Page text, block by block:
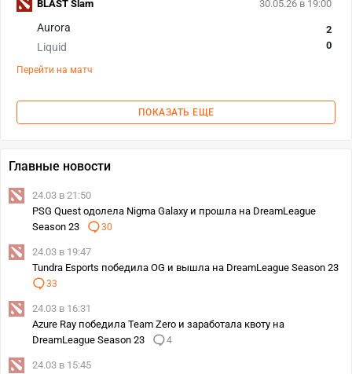
30.05.26 в 19:00
Aurora
Liquid
2
0
Перейти на матч
BLAST Slam
ПОКАЗАТЬ ЕЩЕ
Главные новости
24.03 в 21:50
PSG Quest одолела Nigma Galaxy и прошла на DreamLeague
Season 23
30
24.03 в 19:47
Tundra Esports победила OG и вышла на DreamLeague Season 23
33
24.03 в 16:31
Azure Ray победила Team Zero и заработала квоту на
DreamLeague Season 23
4
24.03 в 15:45